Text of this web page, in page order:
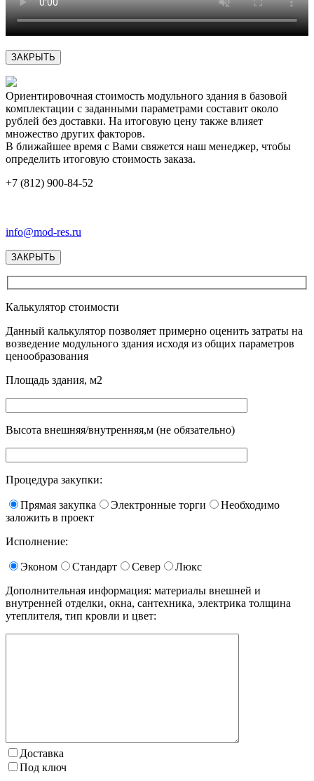
ЗАКРЫТЬ
Ориентировочная стоимость модульного здания в базовой
комплектации с заданными параметрами составит около
рублей без доставки. На итоговую цену также влияет
множество других факторов.
В ближайшее время с Вами свяжется наш менеджер, чтобы
определить итоговую стоимость заказа.
+7 (812) 900-84-52
info@mod-res.ru
ЗАКРЫТЬ
Калькулятор стоимости
Данный калькулятор позволяет примерно оценить затраты на
возведение модульного здания исходя из общих параметров
ценообразования
Площадь здания, м2
Высота внешняя/внутренняя,м (не обязательно)
Процедура закупки:
Прямая закупка Электронные торги
Необходимо
заложить в проект
Исполнение:
Эконом Стандарт Север
Люкс
Дополнительная информация: материалы внешней и
внутренней отделки, окна, сантехника, электрика толщина
утеплителя, тип кровли и цвет:
Доставка
Под ключ